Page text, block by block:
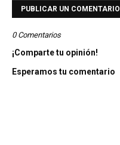
PUBLICAR UN COMENTARIO
0 Comentarios
¡Comparte tu opinión!
Esperamos tu comentario